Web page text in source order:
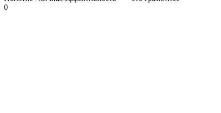
0